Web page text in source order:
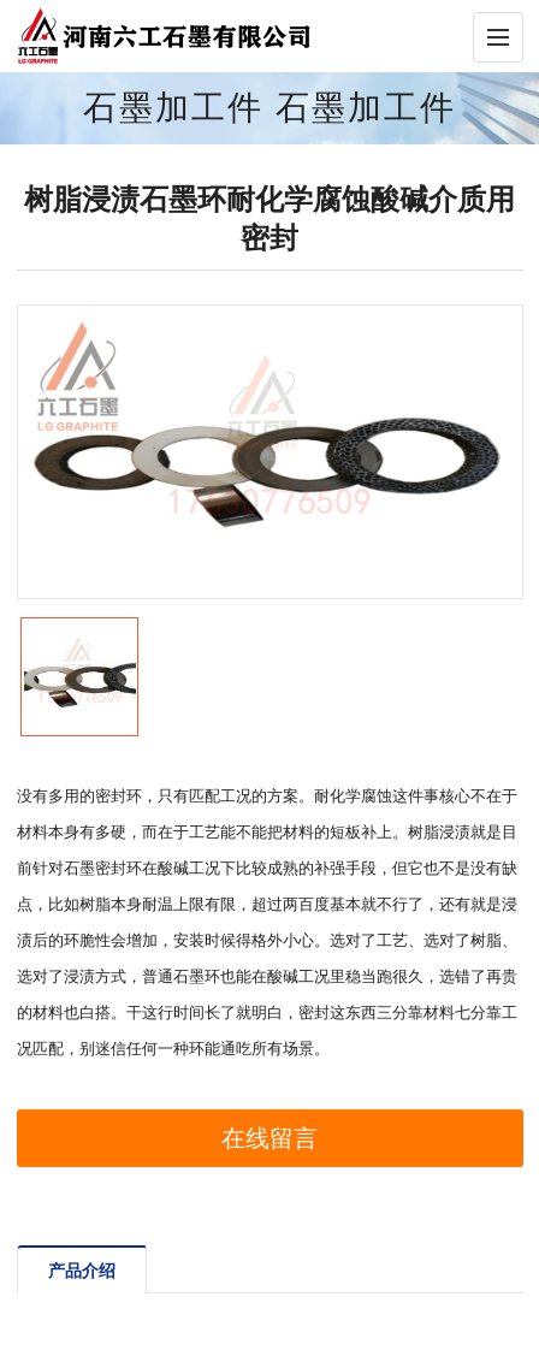
石墨加工件 石墨加工件
树脂浸渍石墨环耐化学腐蚀酸碱介质用
密封
没有多用的密封环，只有匹配工况的方案。耐化学腐蚀这件事核心不在于
材料本身有多硬，而在于工艺能不能把材料的短板补上。树脂浸渍就是目
前针对石墨密封环在酸碱工况下比较成熟的补强手段，但它也不是没有缺
点，比如树脂本身耐温上限有限，超过两百度基本就不行了，还有就是浸
渍后的环脆性会增加，安装时候得格外小心。选对了工艺、选对了树脂、
选对了浸渍方式，普通石墨环也能在酸碱工况里稳当跑很久，选错了再贵
的材料也白搭。干这行时间长了就明白，密封这东西三分靠材料七分靠工
况匹配，别迷信任何一种环能通吃所有场景。
在线留言
产品介绍